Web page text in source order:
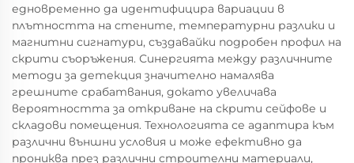
едновременно да идентифицира вариации в
плътността на стените, температурни разлики и
магнитни сигнатури, създавайки подробен профил на
скрити съоръжения. Синергията между различните
методи за детекция значително намалява
грешните срабатвания, докато увеличава
вероятността за откриване на скрити сейфове и
складови помещения. Технологията се адаптира към
различни външни условия и може ефективно да
прониква през различни строителни материали,